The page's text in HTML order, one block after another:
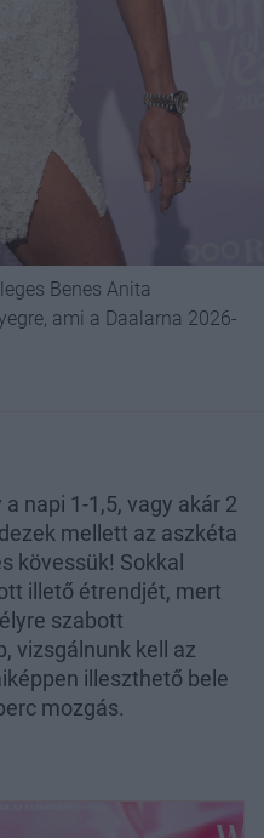
Benes Anita
ami a Daalarna 2026-
napi 1-1,5, vagy akár 2
mellett az aszkéta
kövessük! Sokkal
illető étrendjét, mert
szabott
vizsgálnunk kell az
illeszthető bele
mozgás.